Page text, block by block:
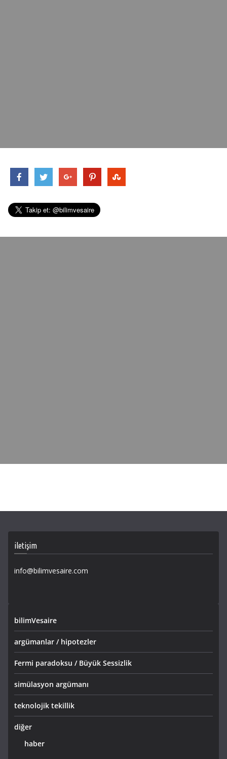
iletişim
info@bilimvesaire.com
bilimVesaire
argümanlar / hipotezler
Fermi paradoksu / Büyük Sessizlik
simülasyon argümanı
teknolojik tekillik
diğer
haber